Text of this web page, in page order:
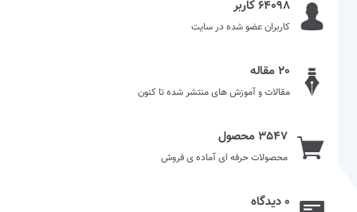
64098 کاربر
کاربران عضو شده در سایت
20 مقاله
مقالات و آموزش های منتشر شده تا کنون
3547 محصول
محصولات حرفه ای آماده ی فروش
0 دیدگاه